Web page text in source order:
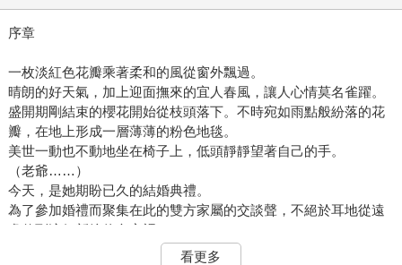
序章
一枚淡紅色花瓣乘著柔和的風從窗外飄過。
晴朗的好天氣，加上迎面撫來的宜人春風，讓人心情莫名雀躍。
盛開期剛結束的櫻花開始從枝頭落下。不時宛如雨點般紛落的花
瓣，在地上形成一層薄薄的粉色地毯。
美世一動也不動地坐在椅子上，低頭靜靜望著自己的手。
（老爺……）
今天，是她期盼已久的結婚典禮。
為了參加婚禮而聚集在此的雙方家屬的交談聲，不絕於耳地從遠
處傳到這個新娘休息室裡。
然而，滿溢在美世心頭的，卻不是新娘會有的緊張情緒，而是焦
看更多